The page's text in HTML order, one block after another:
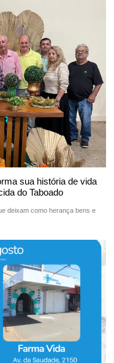
sua história de vida
do Taboado
deixam como herança bens e